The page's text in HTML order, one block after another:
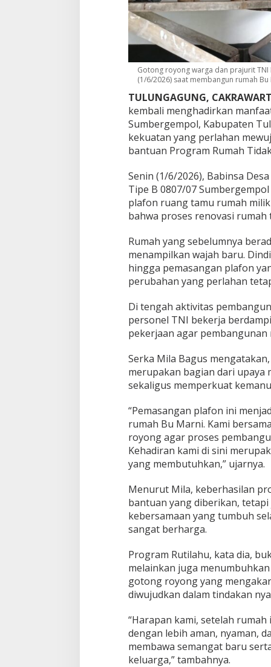
p
i
M
a
r
n
i
P
e
r
l
a
h
n
B
e
r
d
r
i
Gotong royong warga dan prajurit TNI
(1/6/2026) saat membangun rumah
TULUNGAGUNG,
kembali menghadirkan
Sumbergempol, Kabupaten
kekuatan yang perlahan
bantuan Program Rumah
Senin (1/6/2026), Babinsa
Tipe B 0807/07
plafon ruang tamu rumah
bahwa proses renovasi
Rumah yang sebelumnya
menampilkan wajah baru.
hingga pemasangan plafon
perubahan yang perlahan
Di tengah aktivitas
personel TNI bekerja
pekerjaan agar
Serka Mila Bagus
merupakan bagian dari
sekaligus memperkuat
“Pemasangan plafon ini
rumah Bu Marni. Kami
royong agar proses
Kehadiran kami di sini
yang membutuhkan,” ujarnya.
Menurut Mila, keberhasilan
bantuan yang diberikan,
kebersamaan yang tumbuh
sangat berharga.
Program Rutilahu, kata dia,
melainkan juga
gotong royong yang
diwujudkan dalam tindakan
“Harapan kami, setelah
dengan lebih aman, nyaman,
membawa semangat baru
keluarga,” tambahnya.